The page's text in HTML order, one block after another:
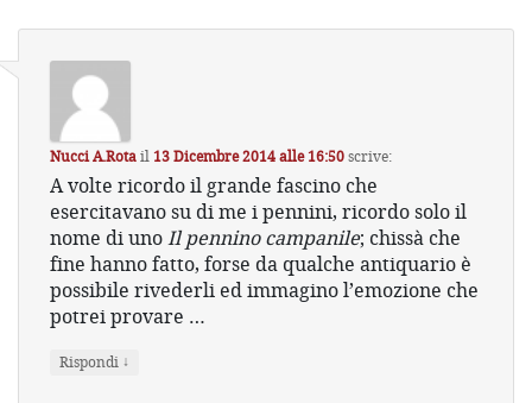
Nucci A.Rotail13 Dicembre 2014 alle 16:50scrive:
A volte ricordo il grande fascino che
esercitavano su di me i pennini, ricordo solo il
nome di unoIl pennino campanile; chissà che
fine hanno fatto, forse da qualche antiquario è
possibile rivederli ed immagino l’emozione che
potrei provare …
Rispondi ↓